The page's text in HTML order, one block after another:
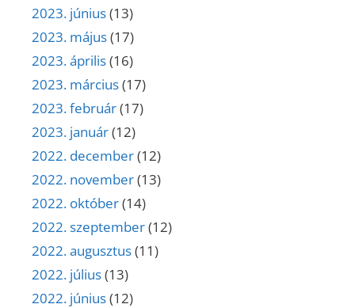
2023. június(13)
2023. május(17)
2023. április(16)
2023. március(17)
2023. február(17)
2023. január(12)
2022. december(12)
2022. november(13)
2022. október(14)
2022. szeptember(12)
2022. augusztus(11)
2022. július(13)
2022. június(12)